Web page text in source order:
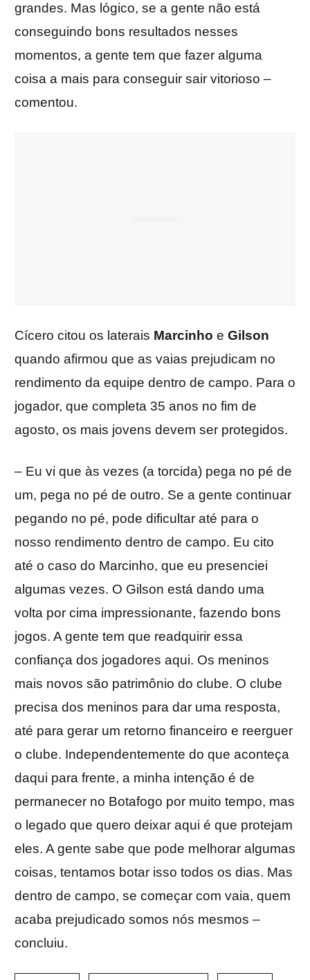
grandes. Mas lógico, se a gente não está
conseguindo bons resultados nesses
momentos, a gente tem que fazer alguma
coisa a mais para conseguir sair vitorioso –
comentou.
Cícero citou os laterais Marcinho e Gilson
quando afirmou que as vaias prejudicam no
rendimento da equipe dentro de campo. Para o
jogador, que completa 35 anos no fim de
agosto, os mais jovens devem ser protegidos.
– Eu vi que às vezes (a torcida) pega no pé de
um, pega no pé de outro. Se a gente continuar
pegando no pé, pode dificultar até para o
nosso rendimento dentro de campo. Eu cito
até o caso do Marcinho, que eu presenciei
algumas vezes. O Gilson está dando uma
volta por cima impressionante, fazendo bons
jogos. A gente tem que readquirir essa
confiança dos jogadores aqui. Os meninos
mais novos são patrimônio do clube. O clube
precisa dos meninos para dar uma resposta,
até para gerar um retorno financeiro e reerguer
o clube. Independentemente do que aconteça
daqui para frente, a minha intenção é de
permanecer no Botafogo por muito tempo, mas
o legado que quero deixar aqui é que protejam
eles. A gente sabe que pode melhorar algumas
coisas, tentamos botar isso todos os dias. Mas
dentro de campo, se começar com vaia, quem
acaba prejudicado somos nós mesmos –
concluiu.